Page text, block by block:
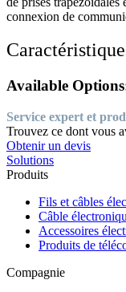
connexion de
Available
Service expert et
Trouvez ce dont vous
Obtenir un devis
Solutions
Produits
Fils et câbles
Câble
Accessoires
Produits de
Compagnie